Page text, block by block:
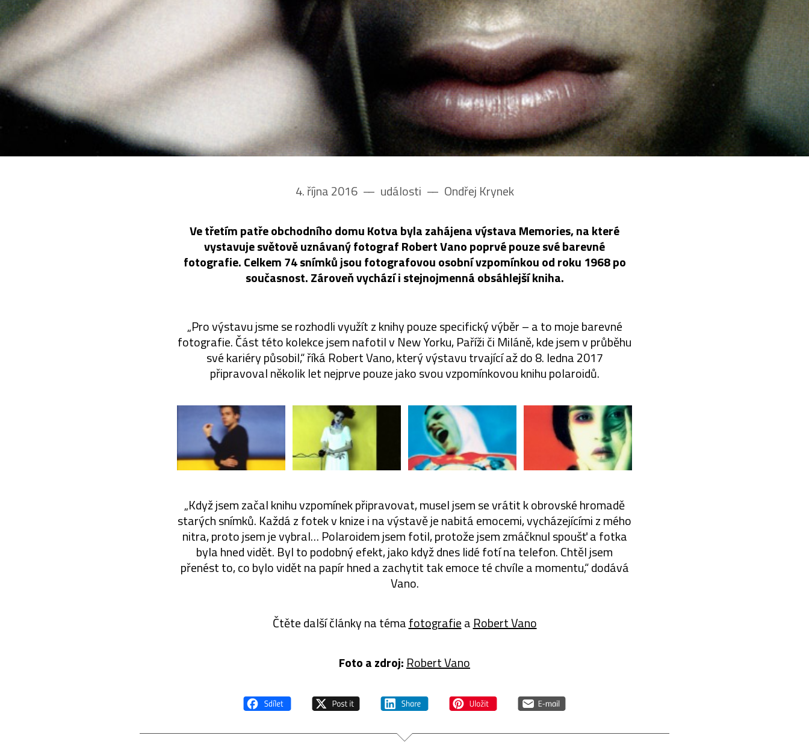
4. října 2016 –– události –– Ondřej Krynek
Ve třetím patře obchodního domu Kotva byla zahájena výstava Memories, na které
vystavuje světově uznávaný fotograf Robert Vano poprvé pouze své barevné
fotografie. Celkem 74 snímků jsou fotografovou osobní vzpomínkou od roku 1968 po
současnost. Zároveň vychází i stejnojmenná obsáhlejší kniha.
„Pro výstavu jsme se rozhodli využít z knihy pouze specifický výběr – a to moje barevné
fotografie. Část této kolekce jsem nafotil v New Yorku, Paříži či Miláně, kde jsem v průběhu
své kariéry působil,“ říká Robert Vano, který výstavu trvající až do 8. ledna 2017
připravoval několik let nejprve pouze jako svou vzpomínkovou knihu polaroidů.
„Když jsem začal knihu vzpomínek připravovat, musel jsem se vrátit k obrovské hromadě
starých snímků. Každá z fotek v knize i na výstavě je nabitá emocemi, vycházejícími z mého
nitra, proto jsem je vybral… Polaroidem jsem fotil, protože jsem zmáčknul spoušť a fotka
byla hned vidět. Byl to podobný efekt, jako když dnes lidé fotí na telefon. Chtěl jsem
přenést to, co bylo vidět na papír hned a zachytit tak emoce té chvíle a momentu,“ dodává
Vano.
Čtěte další články na témafotografiea Robert Vano
Foto a zdroj: Robert Vano